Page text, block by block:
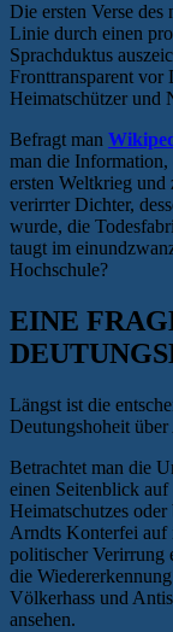
Die ersten Verse des
Linie durch einen
Sprachduktus
Fronttransparent vor
Heimatschützer und
Befragt man
man die Information,
ersten Weltkrieg
verirrter Dichter,
wurde, die
taugt im
Hochschule?
EINE
Längst ist die
Deutungshoheit
Betrachtet man die
einen Seitenblick
Heimatschutzes
Arndts Konterfei auf
politischer Verirrung
die
Völkerhass und
ansehen.